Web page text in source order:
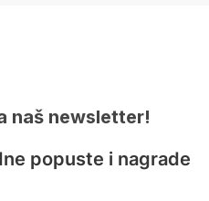
naš newsletter!
popuste i nagrade